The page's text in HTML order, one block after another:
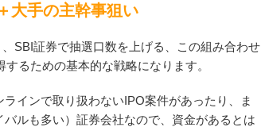
大手の主幹事狙い
SBI証券で抽選口数を上げる、この組み合わせ
るための基本的な戦略になります。
インで取り扱わないIPO案件があったり、ま
ルも多い）証券会社なので、資金があるとは